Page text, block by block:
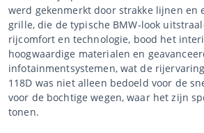
werd gekenmerkt door strakke lijnen en
grille, die de typische BMW-look
rijcomfort en technologie, bood het
hoogwaardige materialen en
infotainmentsystemen, wat de
118D was niet alleen bedoeld voor de
voor de bochtige wegen, waar het zijn
tonen.